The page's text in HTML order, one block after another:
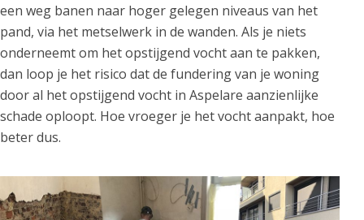
een weg banen naar hoger gelegen niveaus van het
pand, via het metselwerk in de wanden. Als je niets
onderneemt om het opstijgend vocht aan te pakken,
dan loop je het risico dat de fundering van je woning
door al het opstijgend vocht in Aspelare aanzienlijke
schade oploopt. Hoe vroeger je het vocht aanpakt, hoe
beter dus.